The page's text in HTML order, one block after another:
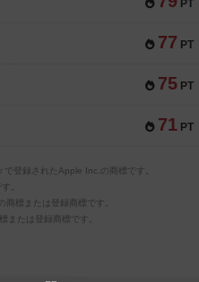
PT
77 PT
75 PT
71 PT
登録されたApple Inc.の商標です。
。
標または登録商標です。
たは登録商標です。